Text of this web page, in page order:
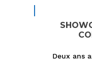
Deux ans